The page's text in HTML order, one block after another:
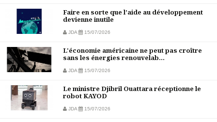
Faire en sorte que l’aide au développement
devienne inutile
JDA 15/07/2026
L'économie américaine ne peut pas croître
sans les énergies renouvelab...
JDA 15/07/2026
Le ministre Djibril Ouattara réceptionne le
robot KAYOD
JDA 15/07/2026